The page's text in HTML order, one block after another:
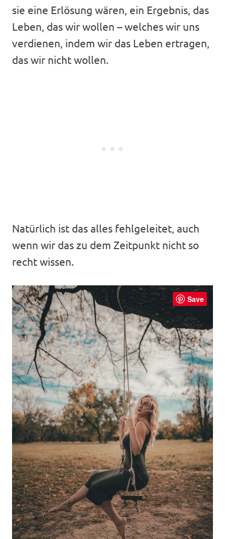
sie eine Erlösung wären, ein Ergebnis, das
Leben, das wir wollen – welches wir uns
verdienen, indem wir das Leben ertragen,
das wir nicht wollen.
Natürlich ist das alles fehlgeleitet, auch
wenn wir das zu dem Zeitpunkt nicht so
recht wissen.
Save